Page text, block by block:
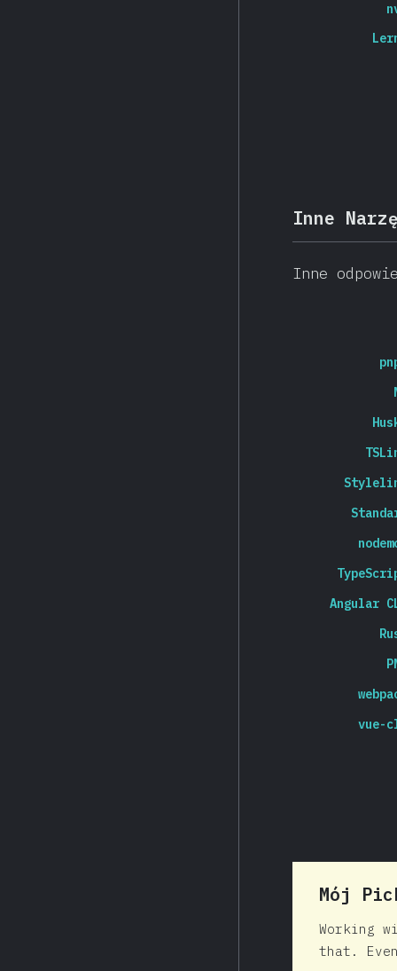
Inne
Inne
vue-
Angular
Mój
Working
that.